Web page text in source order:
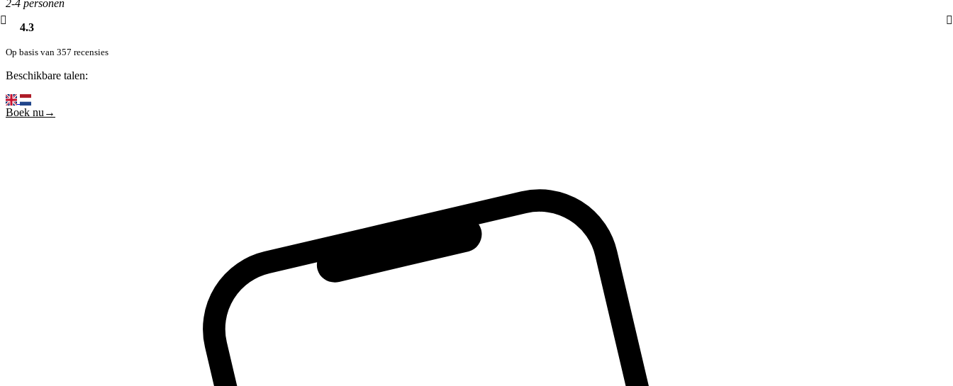
2-4 personen
4.3
Op basis van 357 recensies
Beschikbare talen:
Boek nu→